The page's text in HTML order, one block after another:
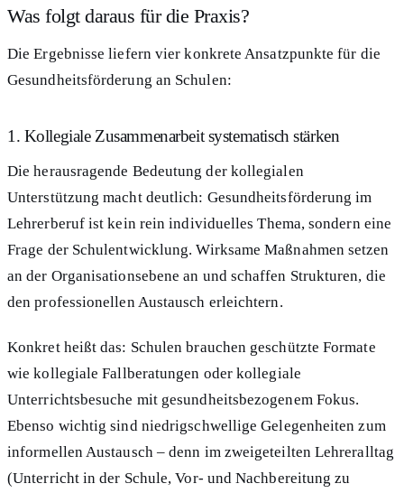
Was folgt daraus für die Praxis?
Die Ergebnisse liefern vier konkrete Ansatzpunkte für die
Gesundheitsförderung an Schulen:
1. Kollegiale Zusammenarbeit systematisch stärken
Die herausragende Bedeutung der kollegialen
Unterstützung macht deutlich: Gesundheitsförderung im
Lehrerberuf ist kein rein individuelles Thema, sondern eine
Frage der Schulentwicklung. Wirksame Maßnahmen setzen
an der Organisationsebene an und schaffen Strukturen, die
den professionellen Austausch erleichtern.
Konkret heißt das: Schulen brauchen geschützte Formate
wie kollegiale Fallberatungen oder kollegiale
Unterrichtsbesuche mit gesundheitsbezogenem Fokus.
Ebenso wichtig sind niedrigschwellige Gelegenheiten zum
informellen Austausch – denn im zweigeteilten Lehreralltag
(Unterricht in der Schule, Vor- und Nachbereitung zu